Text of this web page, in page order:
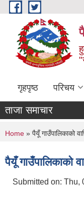
Skip to main content
गृहपृष्ठ परिचय
ताजा समाचार
You are
Home » पैयूँ गाउँपालिकाको
पैयूँ गाउँपालिकाको
Submitted on: Thu,